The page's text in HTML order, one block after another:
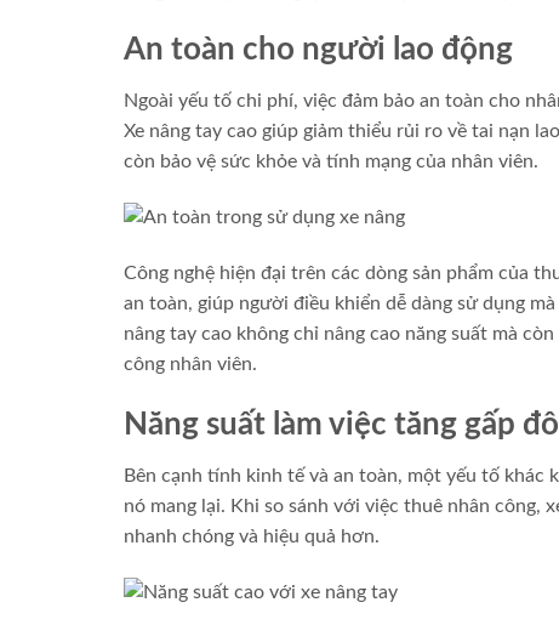
An toàn cho người lao động
Ngoài yếu tố chi phí, việc đảm bảo an toàn cho
Xe nâng tay cao giúp giảm thiểu rủi ro về tai nạn
còn bảo vệ sức khỏe và tính mạng của nhân viên.
Công nghệ hiện đại trên các dòng sản phẩm của
an toàn, giúp người điều khiển dễ dàng sử dụng
nâng tay cao không chỉ nâng cao năng suất mà
công nhân viên.
Năng suất làm việc tăng gấp
Bên cạnh tính kinh tế và an toàn, một yếu tố
nó mang lại. Khi so sánh với việc thuê nhân công,
nhanh chóng và hiệu quả hơn.